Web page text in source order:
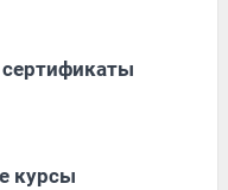
сертификаты
курсы